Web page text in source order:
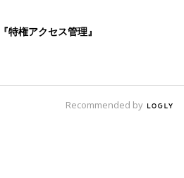
特権アクセス管理』
Recommended by